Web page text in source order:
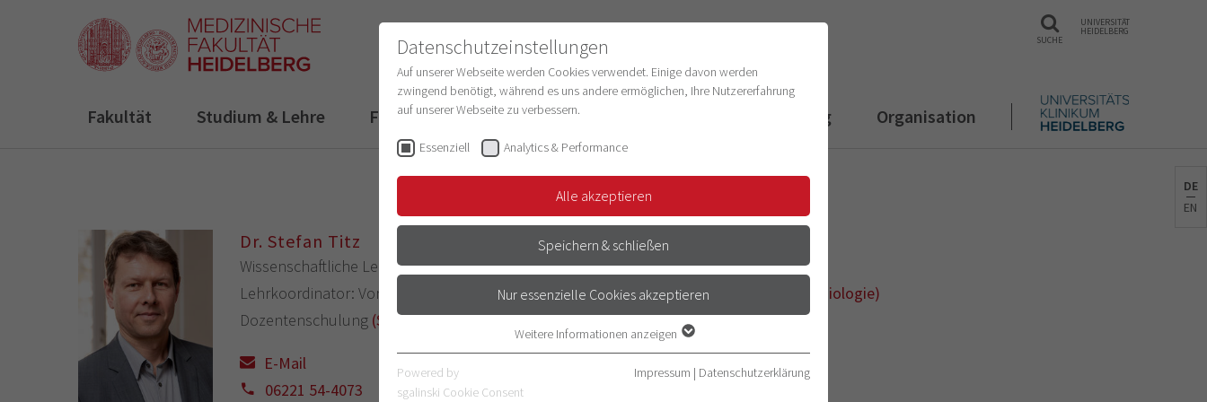
SUCHE
UNIVERSITÄT
HEIDELBERG
Fakultät Studium & Lehre Forschung Struktur & Entwicklung Digitalisierung Organisation
Dr. Stefan Titz
Wissenschaftliche Leitung(IT Lehre)
Lehrkoordinator: Vorklinischer Studienabschnitt(Institut für Physiologie und Pathophysiologie)
Dozentenschulung (Studiendekanat der Medizinischen Fakultät Heidelberg)
E-Mail
06221 54-4073
DE
EN
Datenschutzeinstellungen
Auf unserer Webseite werden Cookies verwendet. Einige davon werden
zwingend benötigt, während es uns andere ermöglichen, Ihre Nutzererfahrung
auf unserer Webseite zu verbessern.
Essenziell Analytics & Performance
Alle akzeptieren
Speichern & schließen
Nur essenzielle Cookies akzeptieren
Essenzielle Cookies werden für grundlegende Funktionen der Webseite
benötigt. Dadurch ist gewährleistet, dass die Webseite einwandfrei
Weitere Informationen anzeigen
Powered by
sgalinski Cookie Consent
Impressum | Datenschutzerklärung